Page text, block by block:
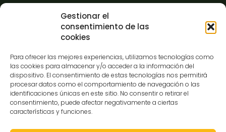
Gestionar el
consentimiento de las
cookies
Para ofrecer las mejores experiencias, utilizamos tecnologías como
las cookies para almacenar y/o acceder a la información del
dispositivo. El consentimiento de estas tecnologías nos permitirá
procesar datos como el comportamiento de navegación o las
identificaciones únicas en este sitio. No consentir o retirar el
consentimiento, puede afectar negativamente a ciertas
características y funciones.
Información
FAQ
Prensa
Hazte amigo del museo
Transparencia